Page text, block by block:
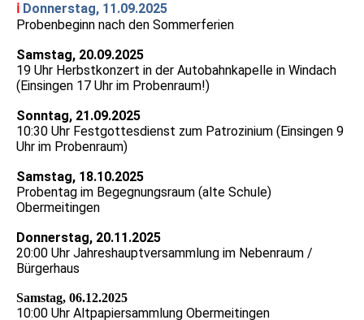
ℹ️ Donnerstag, 11.09.2025
Probenbeginn nach den Sommerferien
Samstag, 20.09.2025
19 Uhr Herbstkonzert in der Autobahnkapelle in Windach
(Einsingen 17 Uhr im Probenraum!)
Sonntag, 21.09.2025
10:30 Uhr Festgottesdienst zum Patrozinium (Einsingen 9
Uhr im Probenraum)
Samstag, 18.10.2025
Probentag im Begegnungsraum (alte Schule)
Obermeitingen
Donnerstag, 20.11.2025
20:00 Uhr Jahreshauptversammlung im Nebenraum /
Bürgerhaus
Samstag, 06.12.2025
10:00 Uhr Altpapiersammlung Obermeitingen